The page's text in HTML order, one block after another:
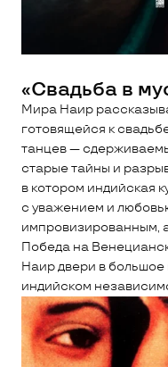
«Свадьба в
Мира Наир
готовящейся к
танцев —
старые тайны и
в котором индийская
с уважением и
импровизированным,
Победа на
Наир двери в большое
индийском